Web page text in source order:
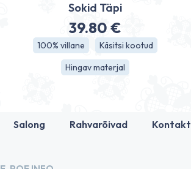
Sokid Täpi
39.80€
100% villane
Käsitsi kootud
Hingav materjal
Salong Rahvarõivad Kontakt